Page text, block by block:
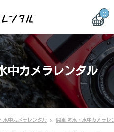
0
中カメラレンタル
水中カメラレンタル 関東 防水・水中カメラレ